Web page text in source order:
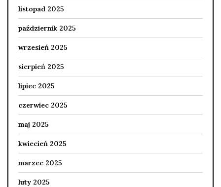
listopad 2025
październik 2025
wrzesień 2025
sierpień 2025
lipiec 2025
czerwiec 2025
maj 2025
kwiecień 2025
marzec 2025
luty 2025